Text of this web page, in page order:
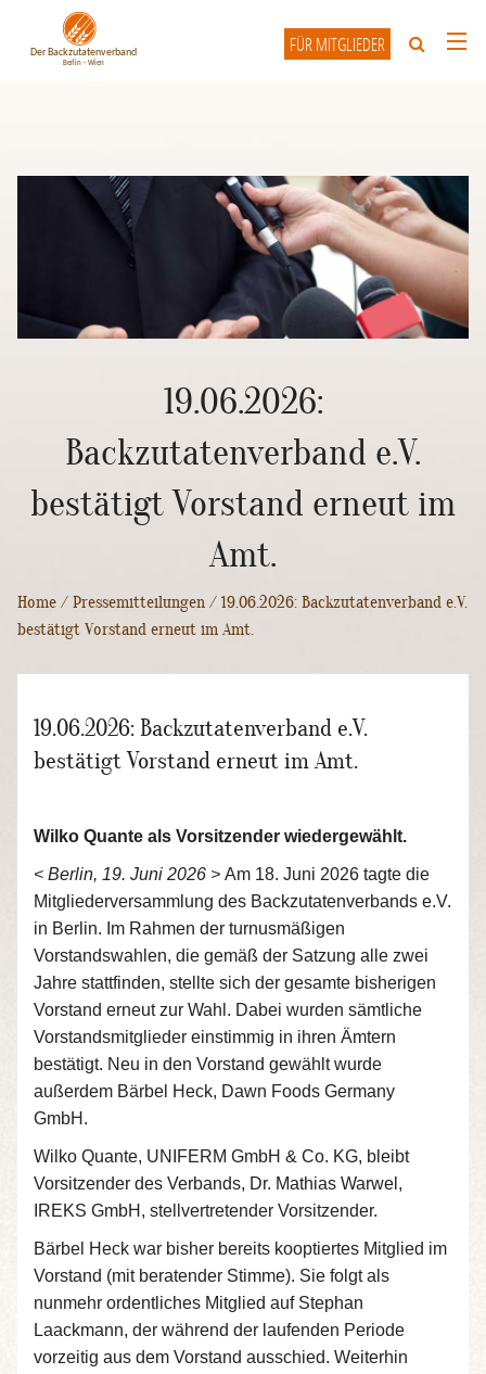
FÜR MITGLIEDER
UNSERE MITGLIEDER
INFO-FORUM
KONTAKT
19.06.2026:
Backzutatenverband e.V.
bestätigt Vorstand erneut im
Amt.
19.06.2026:
Backzutatenverband e.V.
bestätigt Vorstand erneut im
Amt.
Home / Pressemitteilungen / 19.06.2026: Backzutatenverband e.V.
bestätigt Vorstand erneut im Amt.
19.06.2026: Backzutatenverband e.V.
bestätigt Vorstand erneut im Amt.
Wilko Quante als Vorsitzender wiedergewählt.
< Berlin, 19. Juni 2026 > Am 18. Juni 2026 tagte die
Mitgliederversammlung des Backzutatenverbands e.V.
in Berlin. Im Rahmen der turnusmäßigen
Vorstandswahlen, die gemäß der Satzung alle zwei
Jahre stattfinden, stellte sich der gesamte bisherigen
Vorstand erneut zur Wahl. Dabei wurden sämtliche
Vorstandsmitglieder einstimmig in ihren Ämtern
bestätigt. Neu in den Vorstand gewählt wurde
außerdem Bärbel Heck, Dawn Foods Germany
GmbH.
Wilko Quante, UNIFERM GmbH & Co. KG, bleibt
Vorsitzender des Verbands, Dr. Mathias Warwel,
IREKS GmbH, stellvertretender Vorsitzender.
Bärbel Heck war bisher bereits kooptiertes Mitglied im
Vorstand (mit beratender Stimme). Sie folgt als
nunmehr ordentliches Mitglied auf Stephan
Laackmann, der während der laufenden Periode
vorzeitig aus dem Vorstand ausschied. Weiterhin